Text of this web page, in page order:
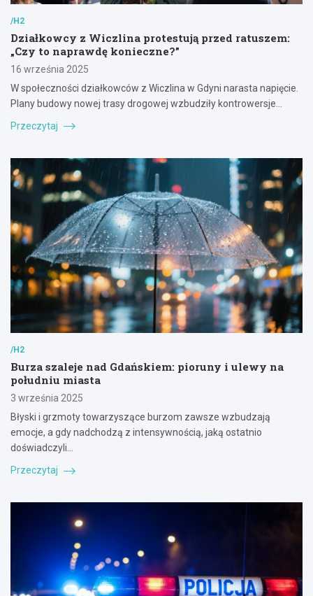
/H2
Działkowcy z Wiczlina protestują przed ratuszem:
„Czy to naprawdę konieczne?”
16 września 2025
W społeczności działkowców z Wiczlina w Gdyni narasta napięcie.
Plany budowy nowej trasy drogowej wzbudziły kontrowersje…
Przeczytaj
/H2
Burza szaleje nad Gdańskiem: pioruny i ulewy na
południu miasta
3 września 2025
Błyski i grzmoty towarzyszące burzom zawsze wzbudzają
emocje, a gdy nadchodzą z intensywnością, jaką ostatnio
doświadczyli…
Przeczytaj